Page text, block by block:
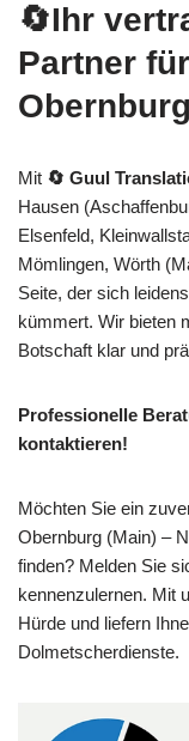
🔄Ihr
Partner
Mit 🔄 Guul
Hausen
Elsenfeld,
Mömlingen, Wörth
Seite, der sich
kümmert. Wir bieten
Botschaft klar und
Professionelle
kontaktieren!
Möchten Sie ein
Obernburg (Main) –
finden? Melden Sie
kennenzulernen. Mit
Hürde und liefern
Dolmetscherdienste.